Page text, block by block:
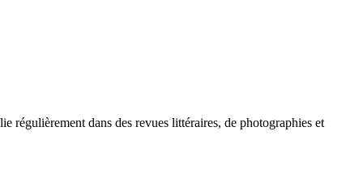
dans des revues littéraires, de photographies et